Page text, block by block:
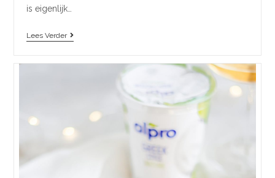
is eigenlijk…
Lees Verder